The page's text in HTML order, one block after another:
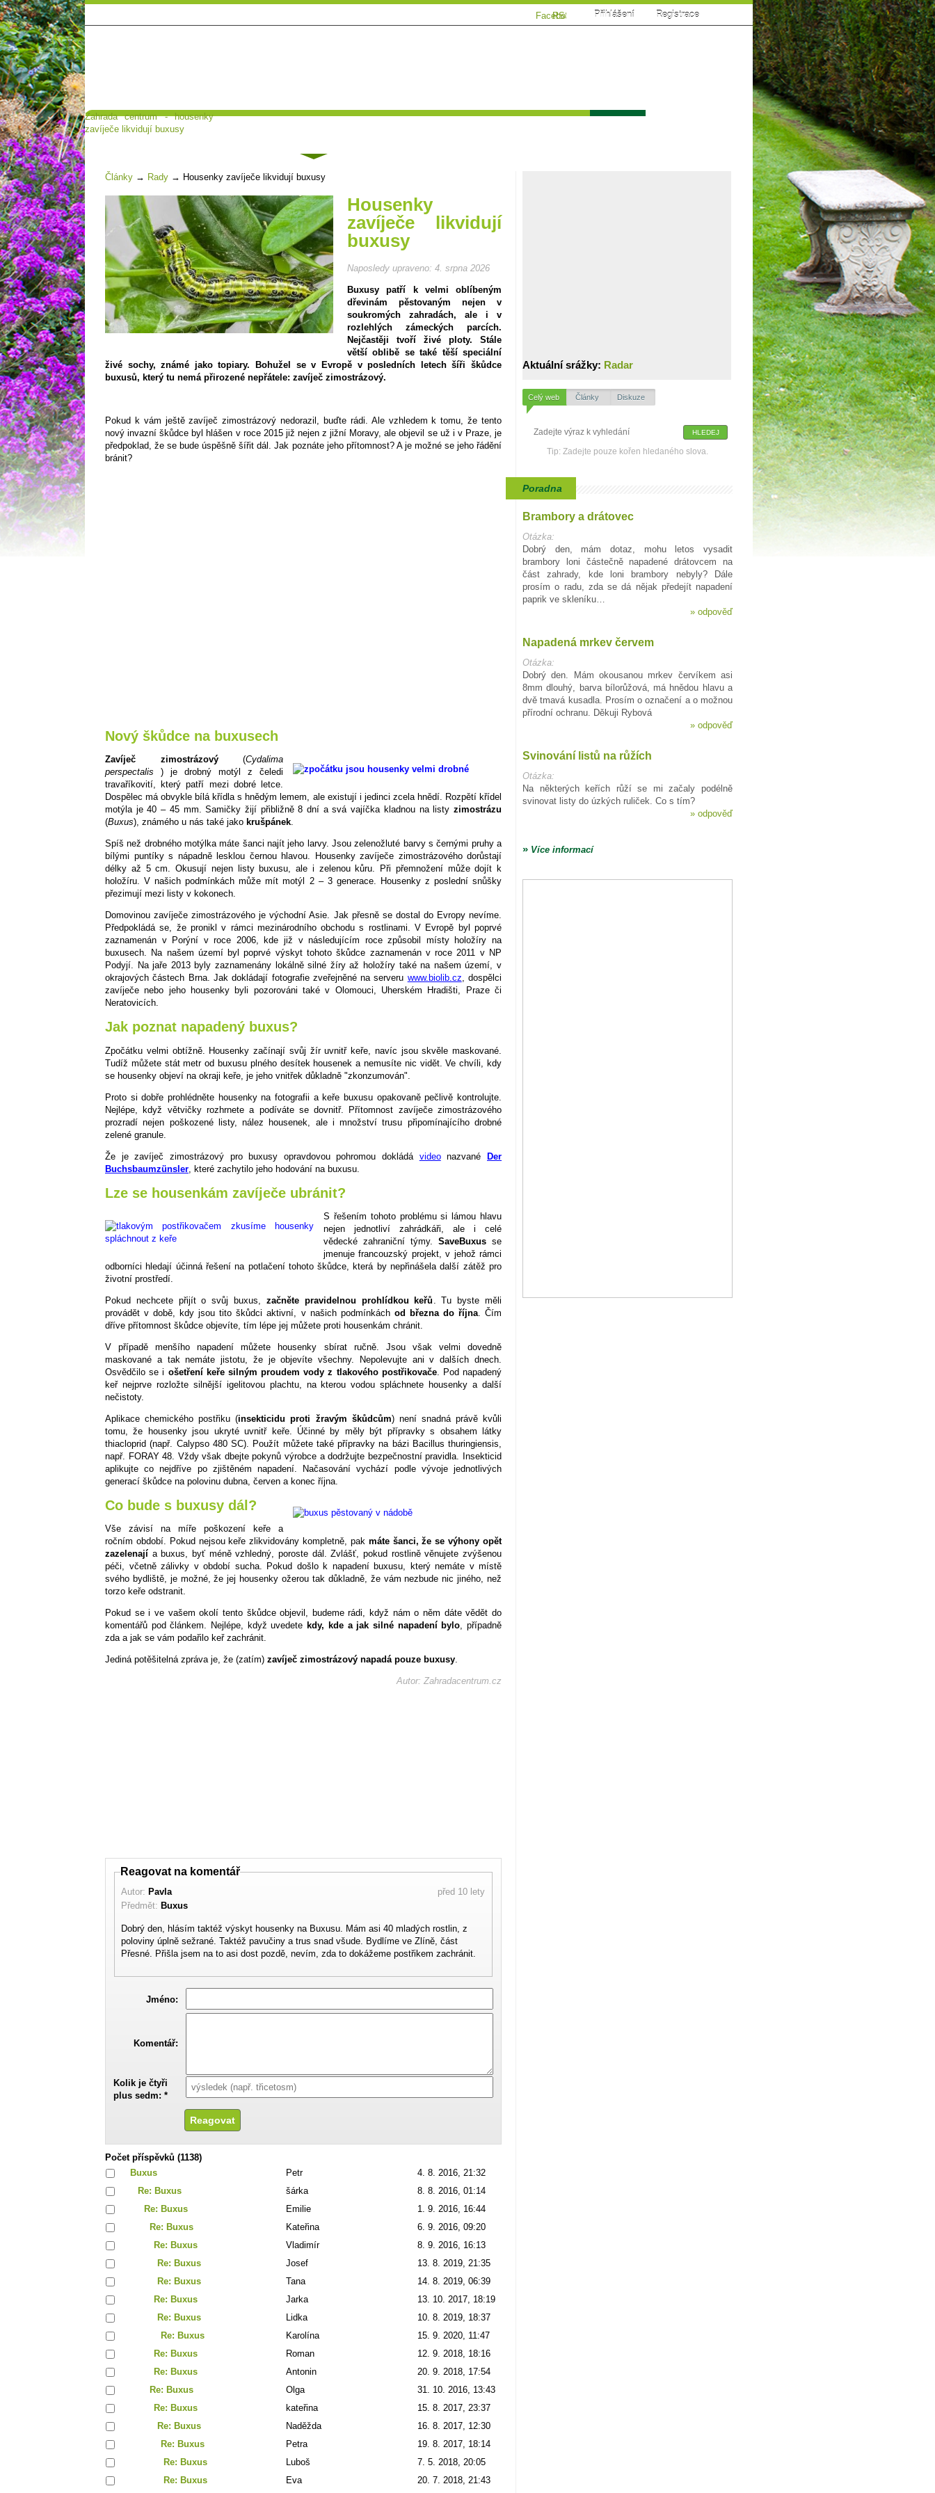
Přihlášení Registrace
Facebook
RSS
Zahrada centrum - housenky
zavíječe likvidují buxusy
Hlavní strana Poradna a diskuse
Články → Rady → Housenky zavíječe likvidují buxusy
Housenky
zavíječe likvidují
buxusy
Naposledy upraveno: 4. srpna 2026
Buxusy patří k velmi oblíbeným
dřevinám pěstovaným nejen v
soukromých zahradách, ale i v
rozlehlých zámeckých parcích.
Nejčastěji tvoří živé ploty. Stále
větší oblibě se také těší speciální
živé sochy, známé jako topiary. Bohužel se v Evropě v posledních letech šíři škůdce
buxusů, který tu nemá přirozené nepřátele: zavíječ zimostrázový.
Pokud k vám ještě zavíječ zimostrázový nedorazil, buďte rádi. Ale vzhledem k tomu, že tento
nový invazní škůdce byl hlášen v roce 2015 již nejen z jižní Moravy, ale objevil se už i v Praze, je
předpoklad, že se bude úspěšně šířit dál. Jak poznáte jeho přítomnost? A je možné se jeho řádění
bránit?
Nový škůdce na buxusech
Zavíječ zimostrázový (Cydalima
perspectalis ) je drobný motýl z čeledi
travaříkovití, který patří mezi dobré letce.
Dospělec má obvykle bílá křídla s hnědým lemem, ale existují i jedinci zcela hnědí. Rozpětí křídel
motýla je 40 – 45 mm. Samičky žijí přibližně 8 dní a svá vajíčka kladnou na listy zimostrázu
(Buxus), známého u nás také jako krušpánek.
Spíš než drobného motýlka máte šanci najít jeho larvy. Jsou zelenožluté barvy s černými pruhy a
bílými puntíky s nápadně lesklou černou hlavou. Housenky zavíječe zimostrázového dorůstají
délky až 5 cm. Okusují nejen listy buxusu, ale i zelenou kůru. Při přemnožení může dojít k
holožíru. V našich podmínkách může mít motýl 2 – 3 generace. Housenky z poslední snůšky
přezimují mezi listy v kokonech.
Domovinou zavíječe zimostrázového je východní Asie. Jak přesně se dostal do Evropy nevíme.
Předpokládá se, že pronikl v rámci mezinárodního obchodu s rostlinami. V Evropě byl poprvé
zaznamenán v Porýní v roce 2006, kde již v následujícím roce způsobil místy holožíry na
buxusech. Na našem území byl poprvé výskyt tohoto škůdce zaznamenán v roce 2011 v NP
Podyjí. Na jaře 2013 byly zaznamenány lokálně silné žíry až holožíry také na našem území, v
okrajových částech Brna. Jak dokládají fotografie zveřejněné na serveru www.biolib.cz, dospělci
zavíječe nebo jeho housenky byli pozorováni také v Olomouci, Uherském Hradišti, Praze či
Neratovicích.
Jak poznat napadený buxus?
Zpočátku velmi obtížně. Housenky začínají svůj žír uvnitř keře, navíc jsou skvěle maskované.
Tudíž můžete stát metr od buxusu plného desítek housenek a nemusíte nic vidět. Ve chvíli, kdy
se housenky objeví na okraji keře, je jeho vnitřek důkladně "zkonzumován".
Proto si dobře prohlédněte housenky na fotografii a keře buxusu opakovaně pečlivě kontrolujte.
Nejlépe, když větvičky rozhrnete a podíváte se dovnitř. Přítomnost zavíječe zimostrázového
prozradí nejen poškozené listy, nález housenek, ale i množství trusu připomínajícího drobné
zelené granule.
Že je zavíječ zimostrázový pro buxusy opravdovou pohromou dokládá videonazvanéDer
Buchsbaumzünsler , které zachytilo jeho hodování na buxusu.
Lze se housenkám zavíječe ubránit?
S řešením tohoto problému si lámou hlavu
nejen jednotliví zahrádkáři, ale i celé
vědecké zahraniční týmy. SaveBuxus se
jmenuje francouzský projekt, v jehož rámci
odborníci hledají účinná řešení na potlačení tohoto škůdce, která by nepřinášela další zátěž pro
životní prostředí.
Pokud nechcete přijít o svůj buxus, začněte pravidelnou prohlídkou keřů . Tu byste měli
provádět v době, kdy jsou tito škůdci aktivní, v našich podmínkách od března do října. Čím
dříve přítomnost škůdce objevíte, tím lépe jej můžete proti housenkám chránit.
V případě menšího napadení můžete housenky sbírat ručně. Jsou však velmi dovedně
maskované a tak nemáte jistotu, že je objevíte všechny. Nepolevujte ani v dalších dnech.
Osvědčilo se i ošetření keře silným proudem vody z tlakového postřikovače. Pod napadený
keř nejprve rozložte silnější igelitovou plachtu, na kterou vodou spláchnete housenky a další
nečistoty.
Aplikace chemického postřiku (insekticidu proti žravým škůdcům) není snadná právě kvůli
tomu, že housenky jsou ukryté uvnitř keře. Účinné by měly být přípravky s obsahem látky
thiacloprid (např. Calypso 480 SC). Použít můžete také přípravky na bázi Bacillus thuringiensis,
např. FORAY 48. Vždy však dbejte pokynů výrobce a dodržujte bezpečnostní pravidla. Insekticid
aplikujte co nejdříve po zjištěném napadení. Načasování vychází podle vývoje jednotlivých
generací škůdce na polovinu dubna, červen a konec října.
Co bude s buxusy dál?
Vše závisí na míře poškození keře a
ročním období. Pokud nejsou keře zlikvidovány kompletně, pak máte šanci, že se výhony opět
zazelenají a buxus, byť méně vzhledný, poroste dál. Zvlášť, pokud rostlině věnujete zvýšenou
péči, včetně zálivky v období sucha. Pokud došlo k napadení buxusu, který nemáte v místě
svého bydliště, je možné, že jej housenky ožerou tak důkladně, že vám nezbude nic jiného, než
torzo keře odstranit.
Pokud se i ve vašem okolí tento škůdce objevil, budeme rádi, když nám o něm dáte vědět do
komentářů pod článkem. Nejlépe, když uvedete kdy, kde a jak silné napadení bylo, případně
zda a jak se vám podařilo keř zachránit.
Jediná potěšitelná zpráva je, že (zatím) zavíječ zimostrázový napadá pouze buxusy.
Autor: Zahradacentrum.cz
Reagovat na komentář
Autor:Pavla
před 10 lety
Předmět:Buxus
Dobrý den, hlásím taktéž výskyt housenky na Buxusu. Mám asi 40 mladých rostlin, z
poloviny úplně sežrané. Taktéž pavučiny a trus snad všude. Bydlíme ve Zlíně, část
Přesné. Přišla jsem na to asi dost pozdě, nevím, zda to dokážeme postřikem zachránit.
Jméno:
Komentář:
Kolik je čtyři
plus sedm: *
Počet příspěvků (1138)
Buxus
Petr
4. 8. 2016, 21:32
Re: Buxus
šárka
8. 8. 2016, 01:14
Re: Buxus
Emilie
1. 9. 2016, 16:44
Re: Buxus
Kateřina
6. 9. 2016, 09:20
Re: Buxus
Vladimír
8. 9. 2016, 16:13
Re: Buxus
Josef
13. 8. 2019, 21:35
Re: Buxus
Tana
14. 8. 2019, 06:39
Re: Buxus
Jarka
13. 10. 2017, 18:19
Re: Buxus
Lidka
10. 8. 2019, 18:37
Re: Buxus
Karolína
15. 9. 2020, 11:47
Re: Buxus
Roman
12. 9. 2018, 18:16
Re: Buxus
Antonin
20. 9. 2018, 17:54
Re: Buxus
Olga
31. 10. 2016, 13:43
Re: Buxus
kateřina
15. 8. 2017, 23:37
Re: Buxus
Naděžda
16. 8. 2017, 12:30
Re: Buxus
Petra
19. 8. 2017, 18:14
Re: Buxus
Luboš
7. 5. 2018, 20:05
Re: Buxus
Eva 20. 7. 2018, 21:43
Aktuální srážky: Radar
Celý web Články Diskuze
Tip: Zadejte pouze kořen hledaného slova.
Poradna
Brambory a drátovec
Otázka:
Dobrý den, mám dotaz, mohu letos vysadit
brambory loni částečně napadené drátovcem na
část zahrady, kde loni brambory nebyly? Dále
prosím o radu, zda se dá nějak předejít napadení
paprik ve skleníku…
» odpověď
Napadená mrkev červem
Otázka:
Dobrý den. Mám okousanou mrkev červíkem asi
8mm dlouhý, barva bílorůžová, má hnědou hlavu a
dvě tmavá kusadla. Prosím o označení a o možnou
přírodní ochranu. Děkuji Rybová
» odpověď
Svinování listů na růžích
Otázka:
Na některých keřích růží se mi začaly podélně
svinovat listy do úzkých ruliček. Co s tím?
» odpověď
» Více informací